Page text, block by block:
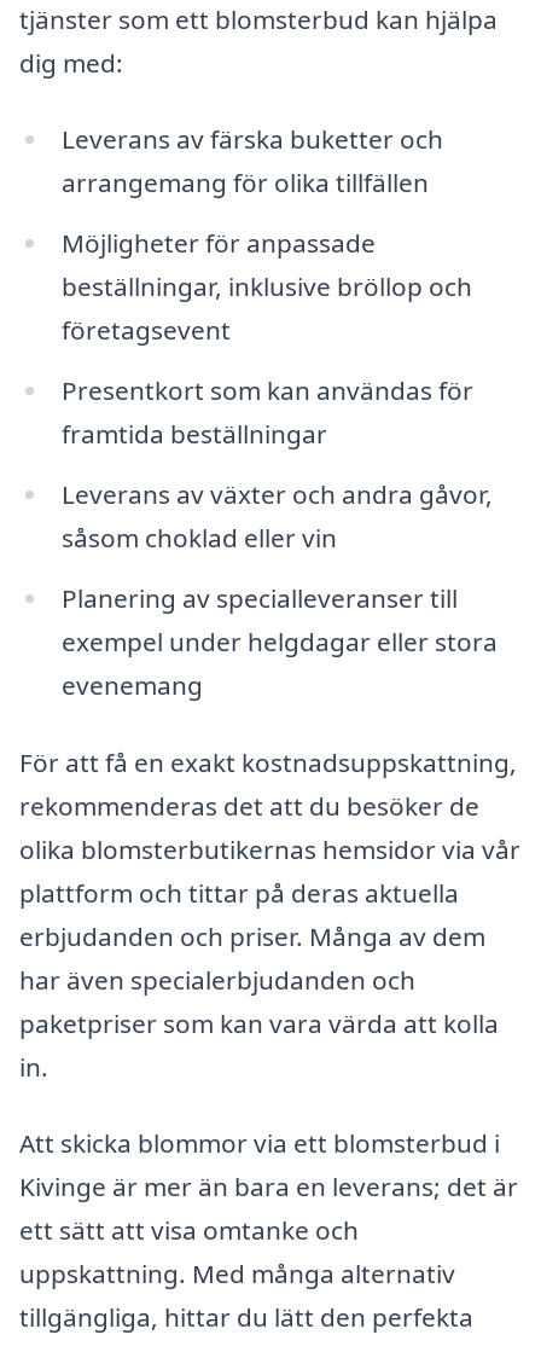
tjänster som ett blomsterbud kan hjälpa
dig med:
Leverans av färska buketter och
arrangemang för olika tillfällen
Möjligheter för anpassade
beställningar, inklusive bröllop och
företagsevent
Presentkort som kan användas för
framtida beställningar
Leverans av växter och andra gåvor,
såsom choklad eller vin
Planering av specialleveranser till
exempel under helgdagar eller stora
evenemang
För att få en exakt kostnadsuppskattning,
rekommenderas det att du besöker de
olika blomsterbutikernas hemsidor via vår
plattform och tittar på deras aktuella
erbjudanden och priser. Många av dem
har även specialerbjudanden och
paketpriser som kan vara värda att kolla
in.
Att skicka blommor via ett blomsterbud i
Kivinge är mer än bara en leverans; det är
ett sätt att visa omtanke och
uppskattning. Med många alternativ
tillgängliga, hittar du lätt den perfekta